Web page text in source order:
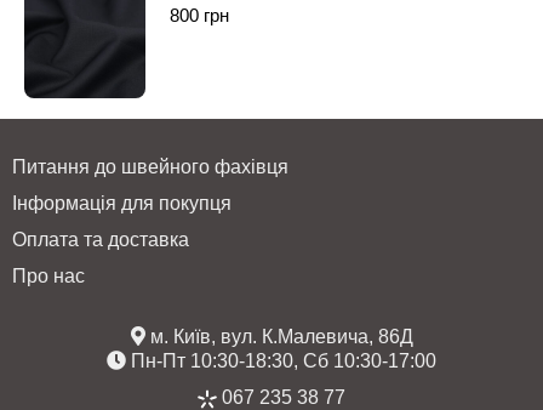
800 грн
Питання до швейного фахівця
Інформація для покупця
Оплата та доставка
Про нас
м. Київ, вул. К.Малевича, 86Д
Пн-Пт 10:30-18:30, Сб 10:30-17:00
067 235 38 77